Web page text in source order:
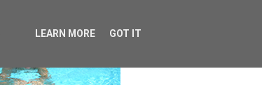
LEARN MORE GOT IT